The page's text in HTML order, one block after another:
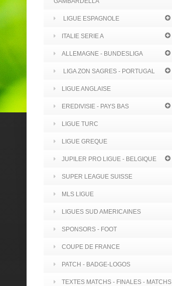
LIGUE ESPAGNOLE
ITALIE SERIE A
ALLEMAGNE - BUNDESLIGA
LIGA ZON SAGRES - PORTUGAL
LIGUE ANGLAISE
EREDIVISIE - PAYS BAS
LIGUE TURC
LIGUE GREQUE
JUPILER PRO LIGUE - BELGIQUE
SUPER LEAGUE SUISSE
MLS LIGUE
LIGUES SUD AMERICAINES
SPONSORS - FOOT
COUPE DE FRANCE
PATCH - BADGE-LOGOS
TEXTES MATCHS - FINALES - MATCHS